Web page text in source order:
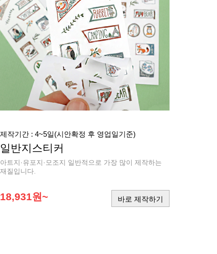
제작기간 : 4~5일(시안확정 후 영업일기준)
일반지스티커
아트지·유포지·모조지 일반적으로 가장 많이 제작하는
재질입니다.
18,931원~ 바로 제작하기